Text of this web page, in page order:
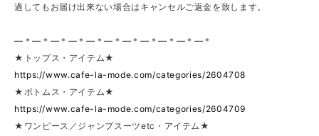
過してもお届け出来ない場合はキャンセルご返金を致します。
—＊—＊—＊—＊—＊—＊—＊—＊—＊—＊—＊
★トップス・アイテム★
https://www.cafe-la-mode.com/categories/2604708
★ボトムス・アイテム★
https://www.cafe-la-mode.com/categories/2604709
★ワンピース／ジャンプスーツetc・アイテム★